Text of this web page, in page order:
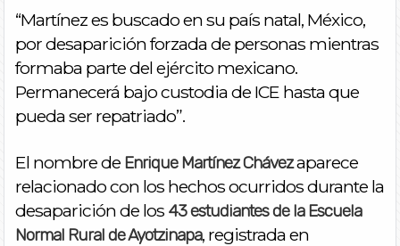
“Martínez es buscado en su país natal, México,
por desaparición forzada de personas mientras
formaba parte del ejército mexicano.
Permanecerá bajo custodia de ICE hasta que
pueda ser repatriado”.
El nombre de Enrique Martínez Chávezaparece
relacionado con los hechos ocurridos durante la
desaparición de los 43 estudiantes de la Escuela
Normal Rural de Ayotzinapa, registrada en